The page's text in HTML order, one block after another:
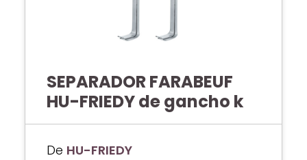
SEPARADOR FARABEUF
HU-FRIEDY de gancho k
De HU-FRIEDY